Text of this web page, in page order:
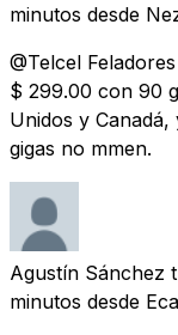
minutos desde
@Telcel
$ 299.00 con 90
Unidos y
gigas no mmen.
Agustín Sánchez t
minutos desde